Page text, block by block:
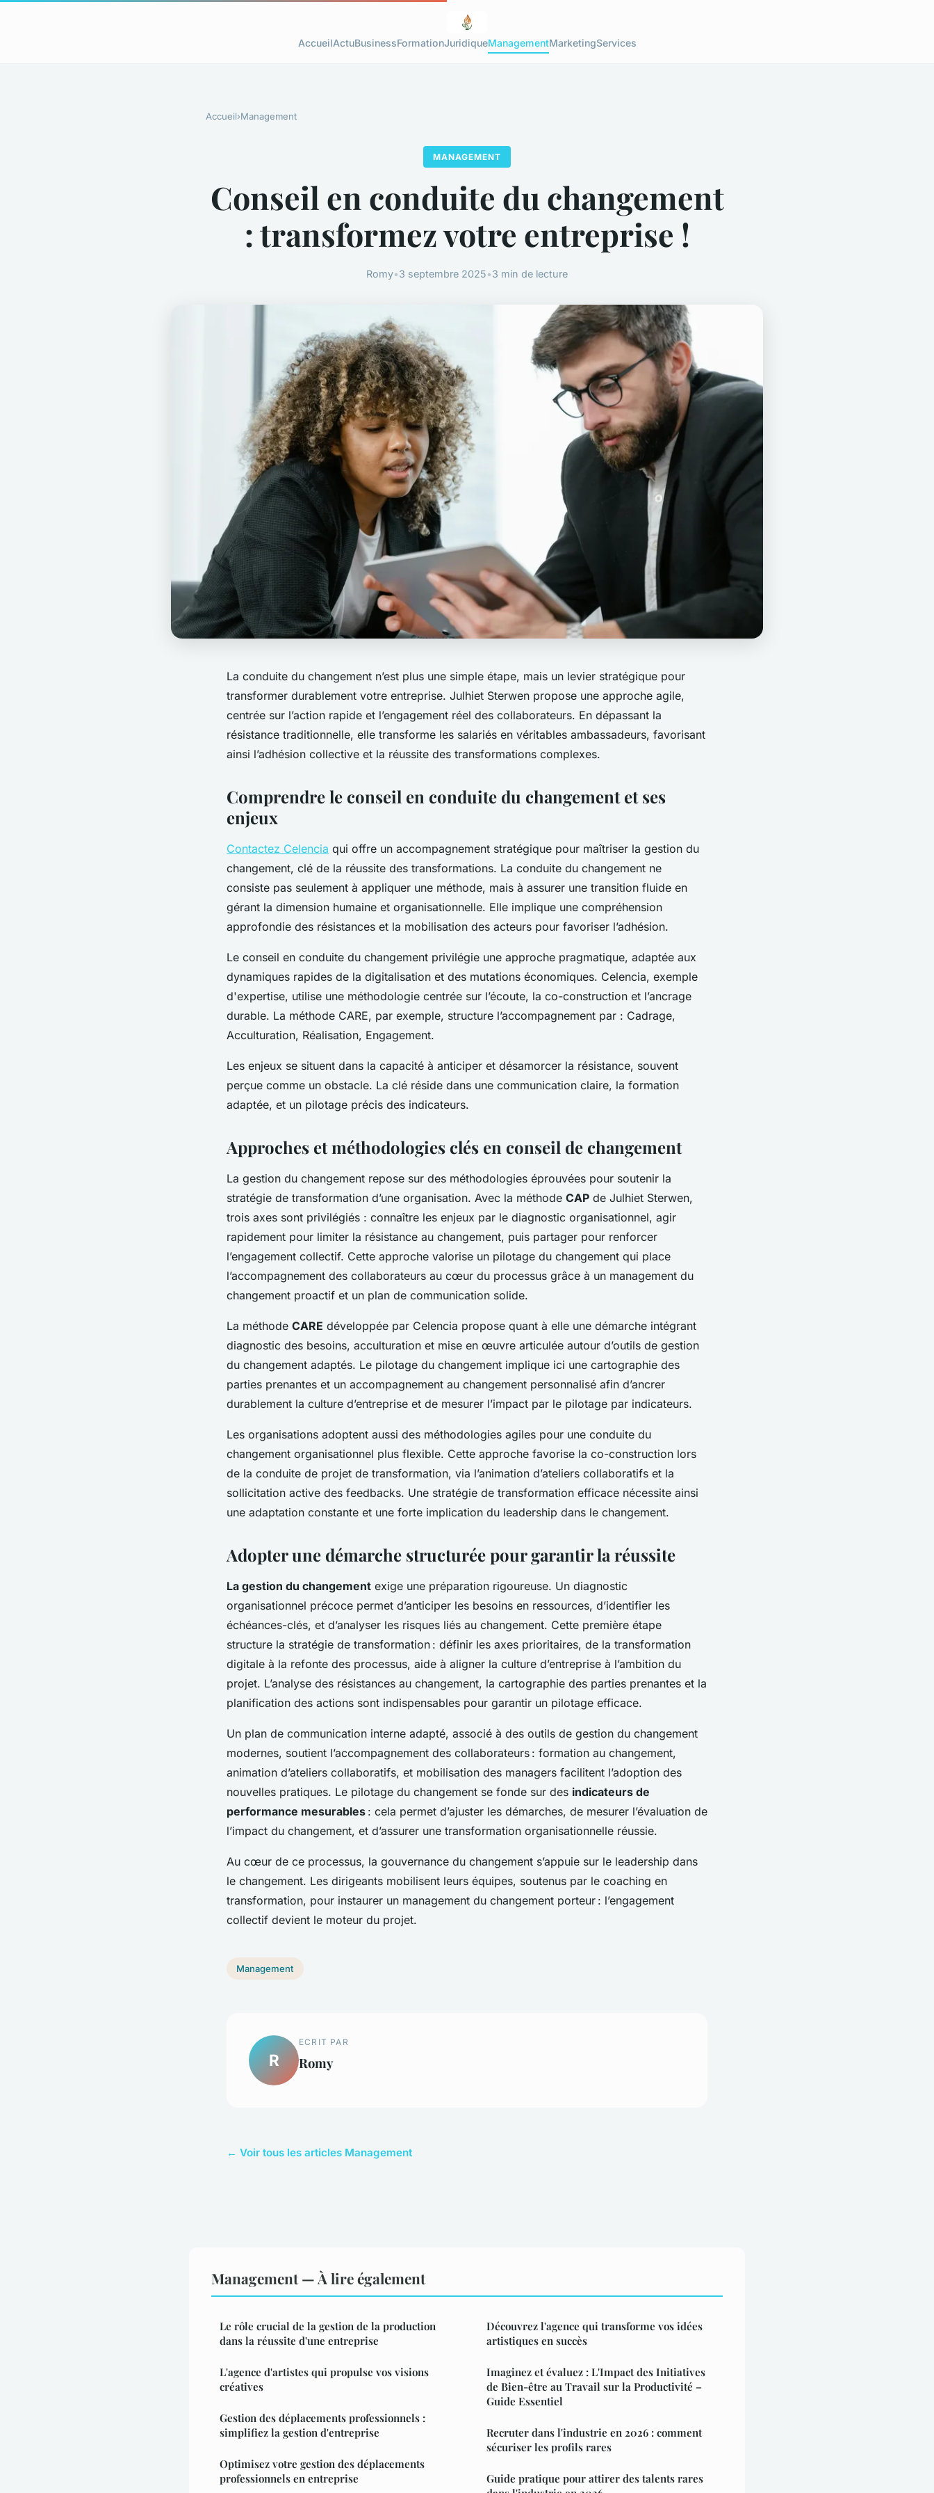
AccueilActuBusinessFormationJuridiqueManagementMarketingServices
Accueil›Management
MANAGEMENT
Conseil en conduite du changement
: transformez votre entreprise !
Romy•3 septembre 2025•3 min de lecture
La conduite du changement n’est plus une simple étape, mais un levier stratégique pour
transformer durablement votre entreprise. Julhiet Sterwen propose une approche agile,
centrée sur l’action rapide et l’engagement réel des collaborateurs. En dépassant la
résistance traditionnelle, elle transforme les salariés en véritables ambassadeurs, favorisant
ainsi l’adhésion collective et la réussite des transformations complexes.
Comprendre le conseil en conduite du changement et ses
enjeux
Contactez Celencia qui offre un accompagnement stratégique pour maîtriser la gestion du
changement, clé de la réussite des transformations. La conduite du changement ne
consiste pas seulement à appliquer une méthode, mais à assurer une transition fluide en
gérant la dimension humaine et organisationnelle. Elle implique une compréhension
approfondie des résistances et la mobilisation des acteurs pour favoriser l’adhésion.
Le conseil en conduite du changement privilégie une approche pragmatique, adaptée aux
dynamiques rapides de la digitalisation et des mutations économiques. Celencia, exemple
d'expertise, utilise une méthodologie centrée sur l’écoute, la co-construction et l’ancrage
durable. La méthode CARE, par exemple, structure l’accompagnement par : Cadrage,
Acculturation, Réalisation, Engagement.
Les enjeux se situent dans la capacité à anticiper et désamorcer la résistance, souvent
perçue comme un obstacle. La clé réside dans une communication claire, la formation
adaptée, et un pilotage précis des indicateurs.
Approches et méthodologies clés en conseil de changement
La gestion du changement repose sur des méthodologies éprouvées pour soutenir la
stratégie de transformation d’une organisation. Avec la méthode CAP de Julhiet Sterwen,
trois axes sont privilégiés : connaître les enjeux par le diagnostic organisationnel, agir
rapidement pour limiter la résistance au changement, puis partager pour renforcer
l’engagement collectif. Cette approche valorise un pilotage du changement qui place
l’accompagnement des collaborateurs au cœur du processus grâce à un management du
changement proactif et un plan de communication solide.
La méthode CARE développée par Celencia propose quant à elle une démarche intégrant
diagnostic des besoins, acculturation et mise en œuvre articulée autour d’outils de gestion
du changement adaptés. Le pilotage du changement implique ici une cartographie des
parties prenantes et un accompagnement au changement personnalisé afin d’ancrer
durablement la culture d’entreprise et de mesurer l’impact par le pilotage par indicateurs.
Les organisations adoptent aussi des méthodologies agiles pour une conduite du
changement organisationnel plus flexible. Cette approche favorise la co-construction lors
de la conduite de projet de transformation, via l’animation d’ateliers collaboratifs et la
sollicitation active des feedbacks. Une stratégie de transformation efficace nécessite ainsi
une adaptation constante et une forte implication du leadership dans le changement.
Adopter une démarche structurée pour garantir la réussite
La gestion du changement exige une préparation rigoureuse. Un diagnostic
organisationnel précoce permet d’anticiper les besoins en ressources, d’identifier les
échéances-clés, et d’analyser les risques liés au changement. Cette première étape
structure la stratégie de transformation : définir les axes prioritaires, de la transformation
digitale à la refonte des processus, aide à aligner la culture d’entreprise à l’ambition du
projet. L’analyse des résistances au changement, la cartographie des parties prenantes et la
planification des actions sont indispensables pour garantir un pilotage efficace.
Un plan de communication interne adapté, associé à des outils de gestion du changement
modernes, soutient l’accompagnement des collaborateurs : formation au changement,
animation d’ateliers collaboratifs, et mobilisation des managers facilitent l’adoption des
nouvelles pratiques. Le pilotage du changement se fonde sur des indicateurs de
performance mesurables : cela permet d’ajuster les démarches, de mesurer l’évaluation de
l’impact du changement, et d’assurer une transformation organisationnelle réussie.
Au cœur de ce processus, la gouvernance du changement s’appuie sur le leadership dans
le changement. Les dirigeants mobilisent leurs équipes, soutenus par le coaching en
transformation, pour instaurer un management du changement porteur : l’engagement
collectif devient le moteur du projet.
Management
R
ECRIT PAR
Romy
← Voir tous les articles Management
Management — À lire également
Le rôle crucial de la gestion de la production
dans la réussite d'une entreprise
L'agence d'artistes qui propulse vos visions
créatives
Gestion des déplacements professionnels :
simplifiez la gestion d'entreprise
Optimisez votre gestion des déplacements
professionnels en entreprise
Découvrez l'agence qui transforme vos idées
artistiques en succès
Imaginez et évaluez : L'Impact des Initiatives
de Bien-être au Travail sur la Productivité –
Guide Essentiel
Recruter dans l'industrie en 2026 : comment
sécuriser les profils rares
Guide pratique pour attirer des talents rares